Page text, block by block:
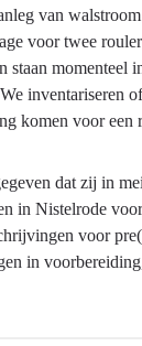
van
voor twee
staan momenteel
inventariseren
komen voor
dat zij in
in Nistelrode
voor
in